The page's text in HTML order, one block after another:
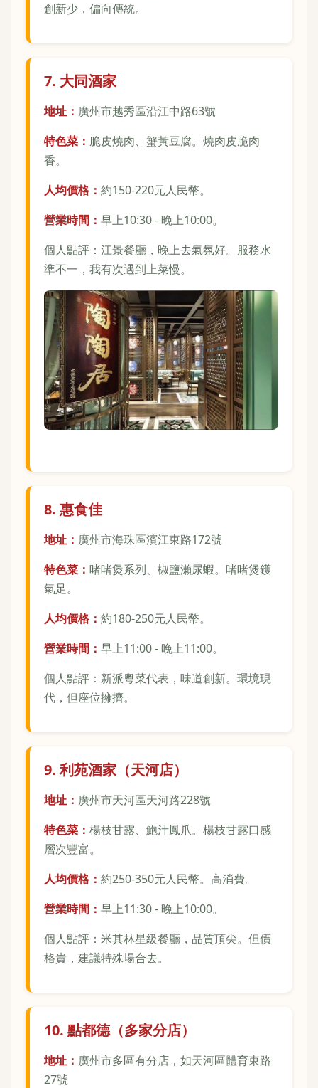
創新少，偏向傳統。
7. 大同酒家
地址： 廣州市越秀區沿江中路63號
特色菜： 脆皮燒肉、蟹黃豆腐。燒肉皮脆肉
香。
人均價格： 約150-220元人民幣。
營業時間： 早上10:30 - 晚上10:00。
個人點評：江景餐廳，晚上去氣氛好。服務水
準不一，我有次遇到上菜慢。
8. 惠食佳
地址： 廣州市海珠區濱江東路172號
特色菜： 啫啫煲系列、椒鹽瀨尿蝦。啫啫煲鑊
氣足。
人均價格： 約180-250元人民幣。
營業時間： 早上11:00 - 晚上11:00。
個人點評：新派粵菜代表，味道創新。環境現
代，但座位擁擠。
9. 利苑酒家（天河店）
地址： 廣州市天河區天河路228號
特色菜： 楊枝甘露、鮑汁鳳爪。楊枝甘露口感
層次豐富。
人均價格： 約250-350元人民幣。高消費。
營業時間： 早上11:30 - 晚上10:00。
個人點評：米其林星級餐廳，品質頂尖。但價
格貴，建議特殊場合去。
10. 點都德（多家分店）
地址： 廣州市多區有分店，如天河區體育東路
27號